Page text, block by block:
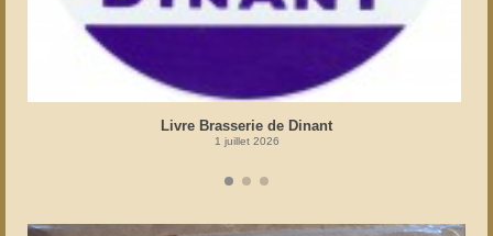
Livre Brasserie de Dinant
1 juillet 2026